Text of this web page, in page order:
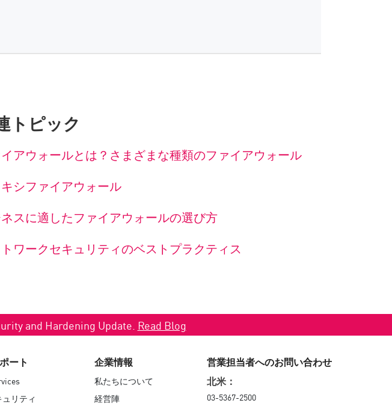
トピック
アウォールとは？さまざまな種類のファイアウォール
シファイアウォール
スに適したファイアウォールの選び方
ワークセキュリティのベストプラクティス
and Hardening Update. Read Blog
ート
リティ
企業情報
私たちについて
経営陣
営業担当者へのお問い合わせ
北米：
03-5367-2500